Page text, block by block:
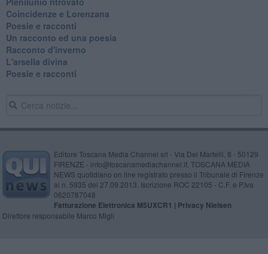
Coincidenze e Lorenzana
Poesie e racconti
Un racconto ed una poesia
Racconto d'inverno
​L'arsella divina
Poesie e racconti
Editore Toscana Media Channel srl - Via Dei Martelli, 8 - 50129
FIRENZE - info@toscanamediachannel.it. TOSCANA MEDIA
NEWS quotidiano on line registrato presso il Tribunale di Firenze
al n. 5935 del 27.09.2013. Iscrizione ROC 22105 - C.F. e P.Iva
0620787048
Fatturazione Elettronica M5UXCR1 | Privacy Nielsen
Direttore responsabile Marco Migli